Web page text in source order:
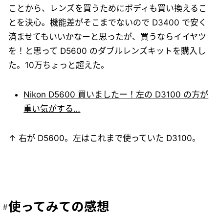
ことから、レンズを買うためにボディも買い換えるこ
とを決心。機能差がそこまでないので D3400 で安く
済ませてもいいかなーと思ったが、買うならイイヤツ
を！と思って D5600 のダブルレンズキットを購入し
た。10万ちょっと超えた。
Nikon D5600 買いましたー！左の D3100 の方が
重い気がする…
↑ 右が D5600。左はこれまで使っていた D3100。
使ってみての感想